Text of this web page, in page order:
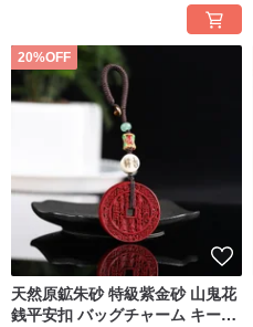
20%OFF
天然原鉱朱砂 特級紫金砂 山鬼花
銭平安扣 バッグチャーム キーホ